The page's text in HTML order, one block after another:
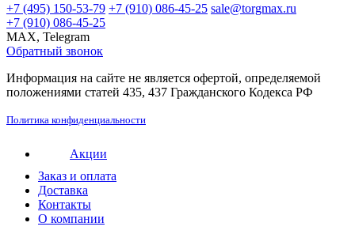
+7 (495) 150-53-79 +7 (910) 086-45-25 sale@torgmax.ru
+7 (910) 086-45-25
MAX, Telegram
Обратный звонок
Информация на сайте не является офертой, определяемой
положениями статей 435, 437 Гражданского Кодекса РФ
Политика конфиденциальности
Акции
Заказ и оплата
Доставка
Контакты
О компании